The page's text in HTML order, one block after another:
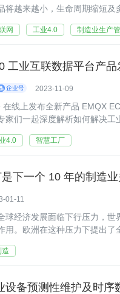
将越来越小，生命周期缩短及
网 工业4.0 制造业生产
工业互联数据平台产品
2023-11-09
线上发布全新产品 EMQX
家们一起深度解析如何解决工
4.0 智慧工厂
下一个 10 年的制造
01-11
球经济发展面临下行压力，
用。欧洲在这种压力下提出了
造
设备预测性维护及时序